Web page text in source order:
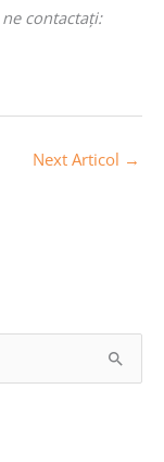
contactați:
Next Articol →